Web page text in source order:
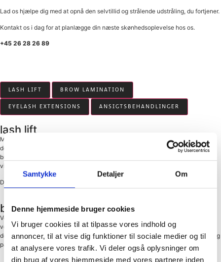
Samtykke Detaljer Om
Denne hjemmeside bruger cookies
Vi bruger cookies til at tilpasse vores indhold og
annoncer, til at vise dig funktioner til sociale medier og til
at analysere vores trafik. Vi deler også oplysninger om
din brug af vores hjemmeside med vores partnere inden
Lad os hjælpe dig med at opnå den selvtillid og strålende udstråling, du fortjener.
Kontakt os i dag for at planlægge din næste skønhedsoplevelse hos os.
+45 26 28 26 89
LASH LIFT BROW LAMINATION
EYELASH EXTENSIONS ANSIGTSBEHANDLINGER
lash lift
Med vores lash lift-behandling kan du opnå et naturligt løft af dine øjenvipper,
der åbner dine øjne og giver et mere vågent udseende. Denne behandling
bukker vipperne opad og kan give et mere dramatisk look uden brug af
vippeforlængelser.
Det er mig en glæde at byde jer velkommen i min TREAT CLINIC univers!
brow lamination
Vores brow lamination-behandling er designet til at give dine øjenbryn et
velplejet og defineret udseende. Ved at reorganisere hårene på brynene kan
denne behandling give en fyldigere og mere struktureret brynform, der holder sig
pæn og stylet i længere tid.